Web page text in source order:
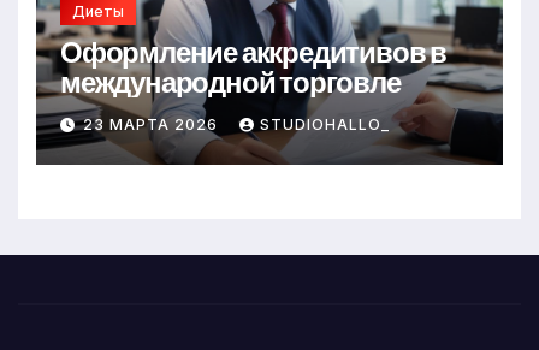
Диеты
Оформление аккредитивов в
международной торговле
23 МАРТА 2026 STUDIOHALLO_